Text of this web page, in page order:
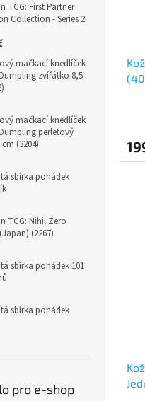
TCG: First Partner
Collection - Series 2
mačkací knedlíček
zvířátko 8,5
mačkací knedlíček
perleťový
(3204)
sbírka pohádek
TCG: Nihil Zero
(2267)
sbírka pohádek 101
sbírka pohádek
pro e-shop